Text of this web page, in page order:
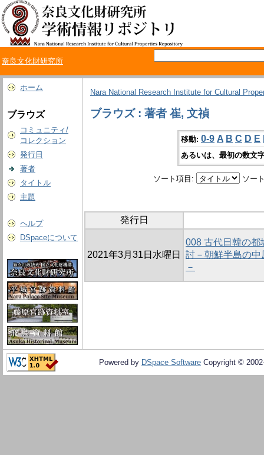
奈良文化財研究所
ホーム
ブラウズ
コミュニティ/
コレクション
発行日
著者
タイトル
主題
ヘルプ
DSpaceについて
Nara National Research Institute for Cultural
ブラウズ : 著者 崔, 文禎
移動: 0-9 A B C D E
あるいは、最初の数文
ソート項目: ソー
発行日
2021年3月31日水曜日
008 古代日韓の都
討－朝鮮半島の
－
Powered by DSpace Software Copyright ©